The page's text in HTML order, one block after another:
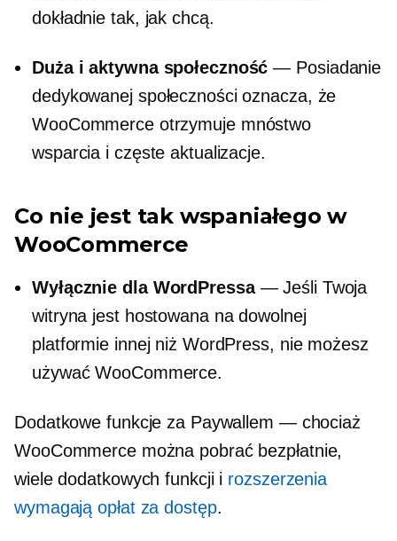
dokładnie tak, jak chcą.
Duża i aktywna społeczność — Posiadanie
dedykowanej społeczności oznacza, że ​​
WooCommerce otrzymuje mnóstwo
wsparcia i częste aktualizacje.
Co nie jest tak wspaniałego w
WooCommerce
Wyłącznie dla WordPressa— Jeśli Twoja
witryna jest hostowana na dowolnej
platformie innej niż WordPress, nie możesz
używać WooCommerce.
Dodatkowe funkcje za Paywallem — chociaż
WooCommerce można pobrać bezpłatnie,
wiele dodatkowych funkcji i rozszerzenia
wymagają opłat za dostęp.